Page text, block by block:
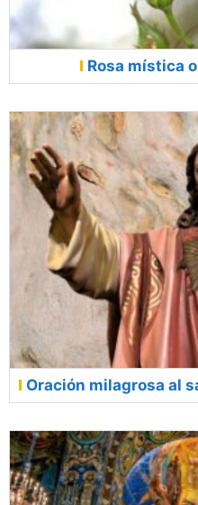
Rosa mística
Oración milagrosa al